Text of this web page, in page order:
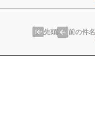
先頭 前の件名